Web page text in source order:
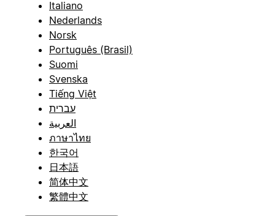
Italiano
Nederlands
Norsk
Português (Brasil)
Suomi
Svenska
Tiếng Việt
עברית
العربية
ภาษาไทย
한국어
日本語
简体中文
繁體中文